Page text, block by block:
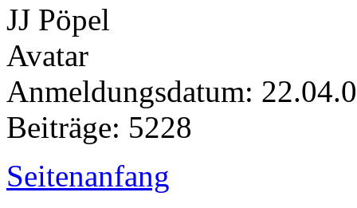
Anmeldungsdatum:
Beiträge: 5228
Seitenanfang